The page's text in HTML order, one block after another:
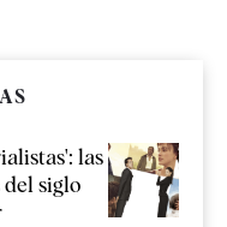
las
siglo